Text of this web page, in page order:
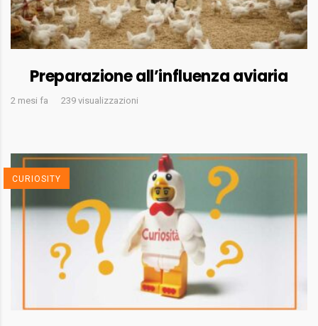
Preparazione all’influenza aviaria
2 mesi fa 239 visualizzazioni
CURIOSITY